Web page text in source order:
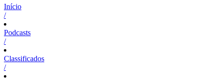
Início
/
Podcasts
/
Classificados
/